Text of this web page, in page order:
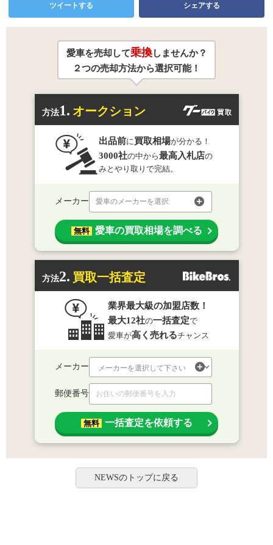
ツイートする シェアする
愛車を売却して乗換しませんか？
２つの売却方法から選択可能！
方法1. オークション
出品前に 買取相場が分かる！
3000社の中から最高入札店の
みとやり取りで完結。
メーカー 愛車のメーカーを選択
無料 愛車の買取相場を調べる
方法2. 買取一括査定
業界最大級の加盟店数！
最大12社の一括査定で
愛車が高く売れるチャンス
メーカー
郵便番号
無料 一括査定を依頼する
NEWSのトップに戻る